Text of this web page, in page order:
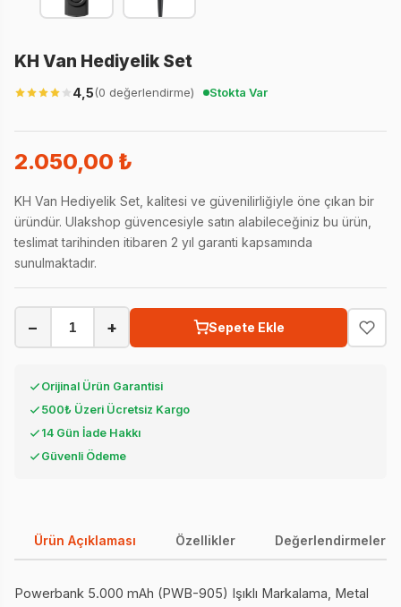
KH Van Hediyelik Set
4,5(0 değerlendirme) Stokta Var
2.050,00 ₺
KH Van Hediyelik Set, kalitesi ve güvenilirliğiyle öne çıkan bir
üründür. Ulakshop güvencesiyle satın alabileceğiniz bu ürün,
teslimat tarihinden itibaren 2 yıl garanti kapsamında
sunulmaktadır.
− + Sepete Ekle
Orijinal Ürün Garantisi
500₺ Üzeri Ücretsiz Kargo
14 Gün İade Hakkı
Güvenli Ödeme
Ürün Açıklaması Özellikler Değerlendirmeler
Powerbank 5.000 mAh (PWB-905) Işıklı Markalama, Metal